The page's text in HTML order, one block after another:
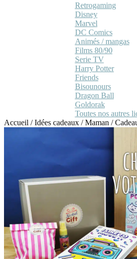
Retrogaming
Disney
Marvel
DC Comics
Animés / mangas
Films 80/90
Serie TV
Harry Potter
Friends
Bisounours
Dragon Ball
Goldorak
Toutes nos autres
Accueil /Idées cadeaux /Maman /